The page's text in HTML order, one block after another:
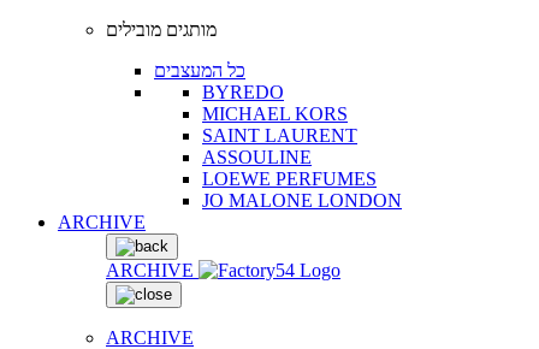
מותגים מובילים
כל המעצבים
BYREDO
MICHAEL KORS
SAINT LAURENT
ASSOULINE
LOEWE PERFUMES
JO MALONE LONDON
ARCHIVE
ARCHIVE
ARCHIVE